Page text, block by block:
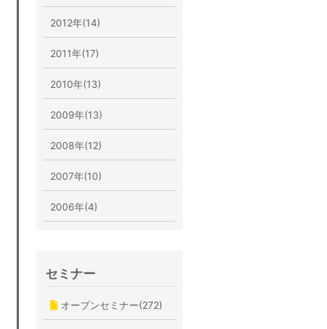
2012年(14)
2011年(17)
2010年(13)
2009年(13)
2008年(12)
2007年(10)
2006年(4)
セミナー
オープンセミナー(272)